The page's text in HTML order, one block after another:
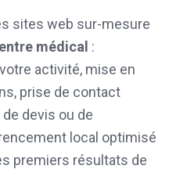
sites web sur-mesure
médical :
activité, mise en
prise de contact
devis ou de
local optimisé
premiers résultats de